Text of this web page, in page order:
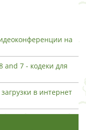
на
and 7 - кодеки для
в интернет